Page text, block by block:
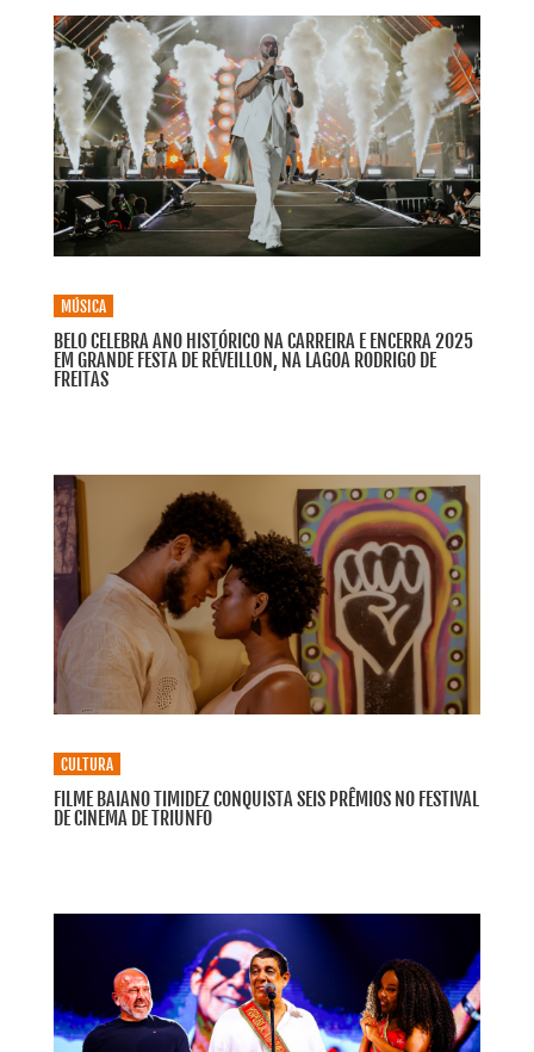
MÚSICA
BELO CELEBRA ANO HISTÓRICO NA CARREIRA E ENCERRA 2025
EM GRANDE FESTA DE RÉVEILLON, NA LAGOA RODRIGO DE
FREITAS
CULTURA
FILME BAIANO TIMIDEZ CONQUISTA SEIS PRÊMIOS NO FESTIVAL
DE CINEMA DE TRIUNFO